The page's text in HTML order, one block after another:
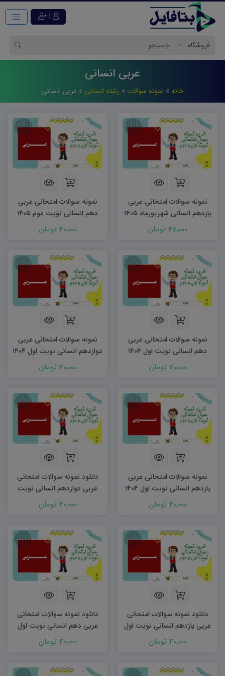
|
عربی انسانی
خانه » نمونه سوالات » رشته انسانی » عربی انسانی
نمونه سوالات امتحانی عربی
یازدهم انسانی شهریورماه ۱۴۰۵
word45,000 تومان
نمونه سوالات امتحانی عربی
دهم انسانی نوبت دوم ۱۴۰۵
word40,000 تومان
نمونه سوالات امتحانی عربی
دهم انسانی نوبت اول ۱۴۰۴
word40,000 تومان
نمونه سوالات امتحانی عربی
دوازدهم انسانی نوبت اول ۱۴۰۴
word40,000 تومان
نمونه سوالات امتحانی عربی
یازدهم انسانی نوبت اول ۱۴۰۴
word40,000 تومان
دانلود نمونه سوالات امتحانی
عربی دوازدهم انسانی نوبت
40,000 تومان
دانلود نمونه سوالات امتحانی
عربی یازدهم انسانی نوبت اول
۱۴۰۳ word
40,000 تومان
دانلود نمونه سوالات امتحانی
عربی دهم انسانی نوبت اول
۱۴۰۳ word
40,000 تومان